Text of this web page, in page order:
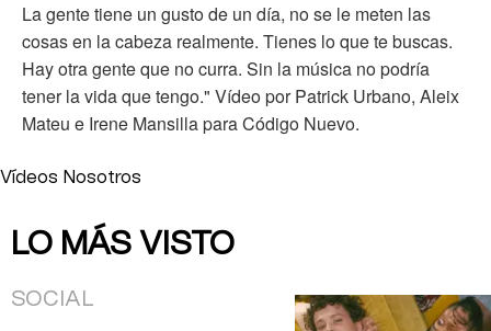
La gente tiene un gusto de un día, no se le meten las
cosas en la cabeza realmente. Tienes lo que te buscas.
Hay otra gente que no curra. Sin la música no podría
tener la vida que tengo." Vídeo por Patrick Urbano, Aleix
Mateu e Irene Mansilla para Código Nuevo.
Vídeos Nosotros
LO MÁS VISTO
SOCIAL